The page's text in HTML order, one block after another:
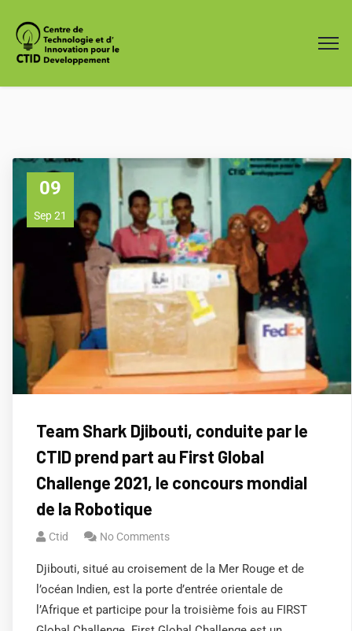
09
Sep 21
Team Shark Djibouti, conduite par le
CTID prend part au First Global
Challenge 2021, le concours mondial
de la Robotique
Ctid No Comments
Djibouti, situé au croisement de la Mer Rouge et de
l’océan Indien, est la porte d’entrée orientale de
l’Afrique et participe pour la troisième fois au FIRST